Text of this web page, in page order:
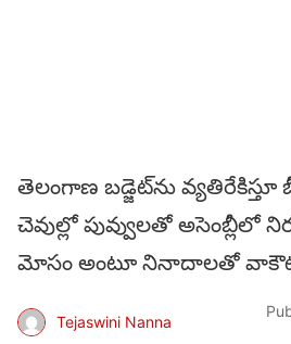
తెలంగాణ బడ్జెట్‌ను
చెవుల్లో పువ్వులతో అసెంబ్లీలో
మోసం అంటూ నినాదాలతో
Tejaswini Nanna